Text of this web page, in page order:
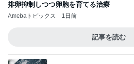
排卵抑制しつつ卵胞を育てる治療
Amebaトピックス 1日前
記事を読む